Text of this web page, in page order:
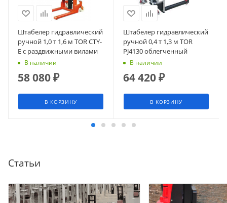
Штабелер гидравлический
ручной 1,0 т 1,6 м TOR CTY-
E с раздвижными вилами
В наличии
58 080₽
В КОРЗИНУ
Штабелер гидравлический
ручной 0,4 т 1,3 м TOR
PJ4130 облегченный
В наличии
64 420₽
В КОРЗИНУ
Статьи